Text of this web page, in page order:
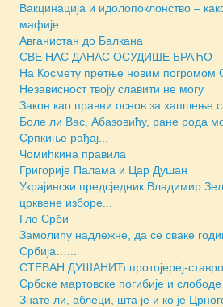
Вакцинација и идолопоклонство –
мафије...
Авганистан до Балкана
СВЕ НАС ДАНАС ОСУДИШЕ БРАЋО
На Космету претње новим погромом
Независност твоју славити не могу
Закон као правни основ за хапшење
Боле ли Вас, Абазовићу, ране рода
Српкиње рађај...
Чомићкина правила
Григорије Палама и Цар Душан
Украјински предсједник Владимир
црквене изборе...
Гле Срби
Замолићу надлежне, да се сваке
Србија…...
СТЕВАН ДУШАНИЋ протојереј-
Србске мартовске погибије и слободе
Знате ли, аблеци, шта је и ко је